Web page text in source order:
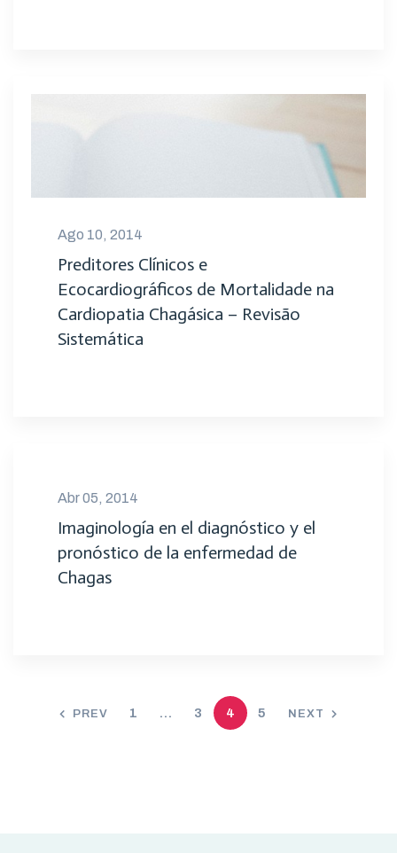
Ago 10, 2014
Preditores Clínicos e
Ecocardiográficos de Mortalidade na
Cardiopatia Chagásica – Revisão
Sistemática
Abr 05, 2014
Imaginología en el diagnóstico y el
pronóstico de la enfermedad de
Chagas
PREV 1 … 3 4 5 NEXT